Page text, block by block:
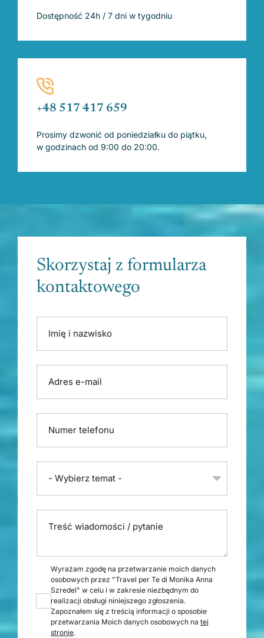
Dostępność 24h / 7 dni w tygodniu
+48 517 417 659
Prosimy dzwonić od poniedziałku do piątku,
w godzinach od 9:00 do 20:00.
Skorzystaj z formularza
kontaktowego
Imię i nazwisko
Adres e-mail
Numer telefonu
- Wybierz temat -
Treść wiadomości / pytanie
Wyrażam zgodę na przetwarzanie moich danych
osobowych przez "Travel per Te di Monika Anna
Szredel" w celu i w zakresie niezbędnym do
realizacji obsługi niniejszego zgłoszenia.
Zapoznałem się z treścią informacji o sposobie
przetwarzania Moich danych osobowych na tej
stronie.